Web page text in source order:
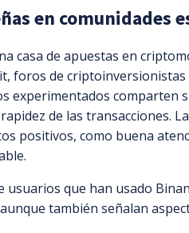
en comunidades
casa de apuestas en
foros de
experimentados comparten
de las transacciones.
positivos, como buena
usuarios que han usado
también señalan